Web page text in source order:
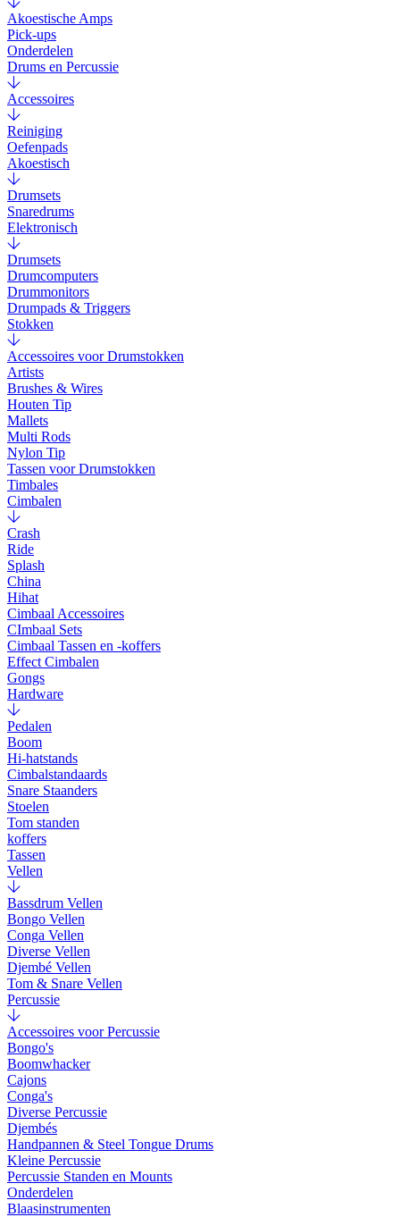
Akoestische Amps
Pick-ups
Onderdelen
Drums en Percussie
Accessoires
Reiniging
Oefenpads
Akoestisch
Drumsets
Snaredrums
Elektronisch
Drumsets
Drumcomputers
Drummonitors
Drumpads & Triggers
Stokken
Accessoires voor Drumstokken
Artists
Brushes & Wires
Houten Tip
Mallets
Multi Rods
Nylon Tip
Tassen voor Drumstokken
Timbales
Cimbalen
Crash
Ride
Splash
China
Hihat
Cimbaal Accessoires
CImbaal Sets
Cimbaal Tassen en -koffers
Effect Cimbalen
Gongs
Hardware
Pedalen
Boom
Hi-hatstands
Cimbalstandaards
Snare Staanders
Stoelen
Tom standen
koffers
Tassen
Vellen
Bassdrum Vellen
Bongo Vellen
Conga Vellen
Diverse Vellen
Djembé Vellen
Tom & Snare Vellen
Percussie
Accessoires voor Percussie
Bongo's
Boomwhacker
Cajons
Conga's
Diverse Percussie
Djembés
Handpannen & Steel Tongue Drums
Kleine Percussie
Percussie Standen en Mounts
Onderdelen
Blaasinstrumenten